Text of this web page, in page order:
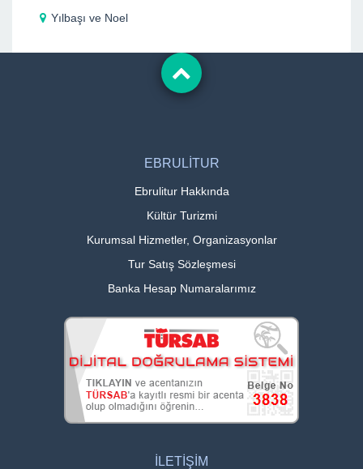
Yılbaşı ve Noel
EBRULİTUR
Ebrulitur Hakkında
Kültür Turizmi
Kurumsal Hizmetler, Organizasyonlar
Tur Satış Sözleşmesi
Banka Hesap Numaralarımız
İLETİŞİM